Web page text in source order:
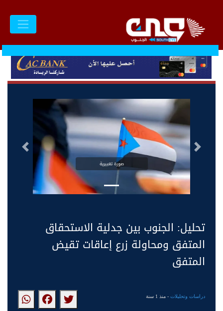
صورة تعبيرية
التالى السابق
تحليل: الجنوب بين جدلية الاستحقاق
المتفق ومحاولة زرع إعاقات تقيض
المتفق
دراسات وتحليلات- منذ 1 سنة